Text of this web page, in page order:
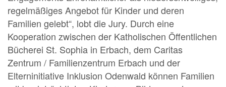
regelmäßiges Angebot für Kinder und deren
Familien gelebt“, lobt die Jury. Durch eine
Kooperation zwischen der Katholischen Öffentlichen
Bücherei St. Sophia in Erbach, dem Caritas
Zentrum / Familienzentrum Erbach und der
Elterninitiative Inklusion Odenwald können Familien